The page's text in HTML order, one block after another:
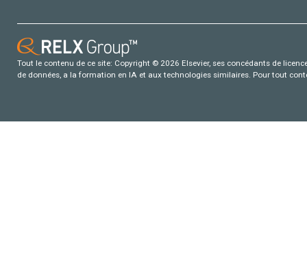
Tout le contenu de ce site: Copyright © 2026 Elsevier, ses concédants de
de données, a la formation en IA et aux technologies similaires. Pour tout